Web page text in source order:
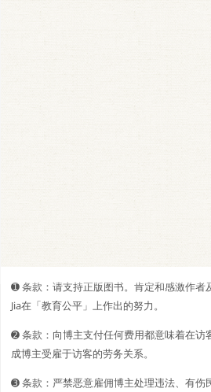
➊️ 条款：请支持正版图书。肯定和感激作者
Jia在「教育公平」上作出的努力。
➋️️ 条款：向博主支付任何费用都意味着在访
成博主受雇于访客的劳务关系。
➌ 条款：严禁恶意雇佣博主处理违法、有伤